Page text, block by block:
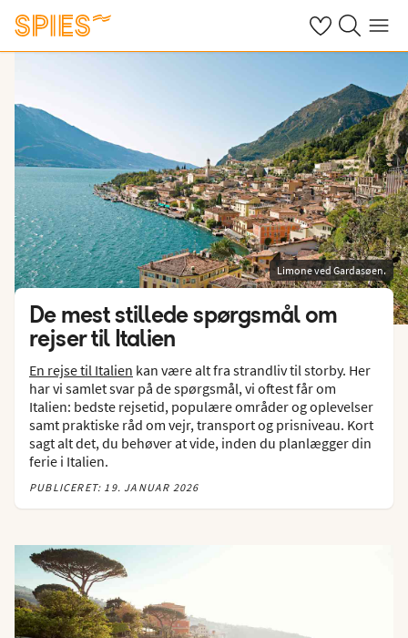
Se dine gemte
Søg påMenu
Limone ved Gardasøen.
De mest stillede spørgsmål om
rejser til Italien
En rejse til Italien kan være alt fra strandliv til storby. Her
har vi samlet svar på de spørgsmål, vi oftest får om
Italien: bedste rejsetid, populære områder og oplevelser
samt praktiske råd om vejr, transport og prisniveau. Kort
sagt alt det, du behøver at vide, inden du planlægger din
ferie i Italien.
PUBLICERET: 19. JANUAR 2026